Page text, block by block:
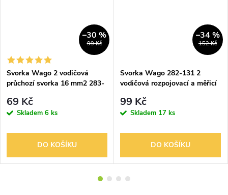
99 Kč
–30 %
Svorka Wago 2 vodičová
průchozí svorka 16 mm2 283-
69 Kč
Skladem 6 ks
DO KOŠÍKU
152 Kč
–34 %
Svorka Wago 282-131 2
vodičová rozpojovací a měřicí
99 Kč
Skladem 17 ks
DO KOŠÍKU